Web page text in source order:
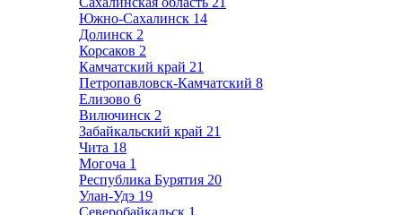
Южно-Сахалинск 14
Долинск 2
Корсаков 2
Камчатский край 21
Петропавловск-Камчатский 8
Елизово 6
Вилючинск 2
Забайкальский край 21
Чита 18
Могоча 1
Республика Бурятия 20
Улан-Удэ 19
Северобайкальск 1